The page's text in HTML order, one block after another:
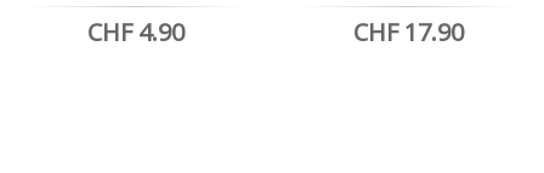
CHF 4.90 CHF 17.90